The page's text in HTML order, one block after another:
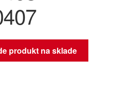
produkt na sklade